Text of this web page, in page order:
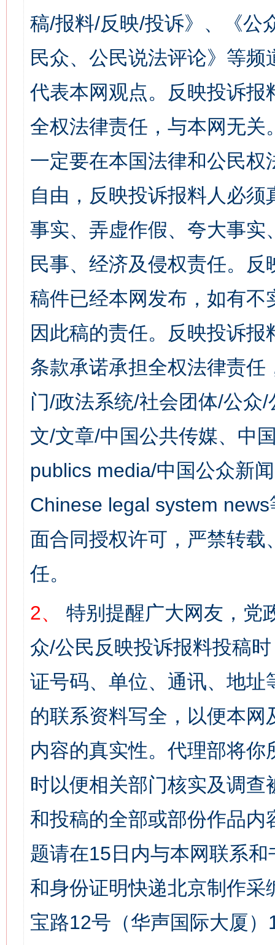
稿/报料/反映/投诉》、《公
民众、公民说法评论》等
代表本网观点。反映投诉
全权法律责任，与本网无
一定要在本国法律和公民
自由，反映投诉报料人必
事实、弄虚作假、夸大事
民事、经济及侵权责任。
稿件已经本网发布，如有
因此稿的责任。反映投诉
条款承诺承担全权法律责
门/政法系统/社会团体/公众
文/文章/中国公共传媒、中
publics media/中国公众新
Chinese legal system
面合同授权许可，严禁转
任。
2、
特别提醒广大网友，党
众/公民反映投诉报料投稿
证号码、单位、通讯、地
的联系资料写全，以便本
内容的真实性。代理部将
时以便相关部门核实及调
和投稿的全部或部份作品
题请在15日内与本网联系
和身份证明快递北京制作
宝路12号（华声国际大厦